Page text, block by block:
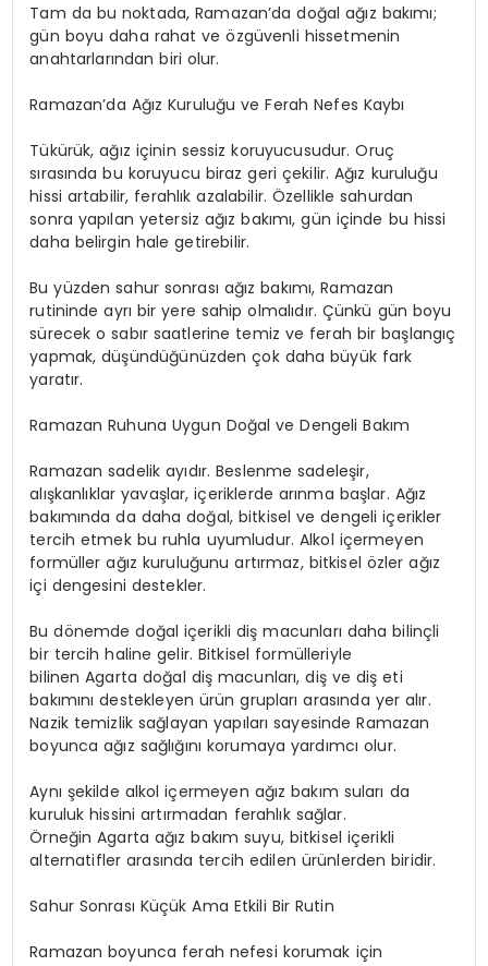
Tam da bu noktada, Ramazan’da doğal ağız bakımı;
gün boyu daha rahat ve özgüvenli hissetmenin
anahtarlarından biri olur.
Ramazan’da Ağız Kuruluğu ve Ferah Nefes Kaybı
Tükürük, ağız içinin sessiz koruyucusudur. Oruç
sırasında bu koruyucu biraz geri çekilir. Ağız kuruluğu
hissi artabilir, ferahlık azalabilir. Özellikle sahurdan
sonra yapılan yetersiz ağız bakımı, gün içinde bu hissi
daha belirgin hale getirebilir.
Bu yüzden sahur sonrası ağız bakımı, Ramazan
rutininde ayrı bir yere sahip olmalıdır. Çünkü gün boyu
sürecek o sabır saatlerine temiz ve ferah bir başlangıç
yapmak, düşündüğünüzden çok daha büyük fark
yaratır.
Ramazan Ruhuna Uygun Doğal ve Dengeli Bakım
Ramazan sadelik ayıdır. Beslenme sadeleşir,
alışkanlıklar yavaşlar, içeriklerde arınma başlar. Ağız
bakımında da daha doğal, bitkisel ve dengeli içerikler
tercih etmek bu ruhla uyumludur. Alkol içermeyen
formüller ağız kuruluğunu artırmaz, bitkisel özler ağız
içi dengesini destekler.
Bu dönemde doğal içerikli diş macunları daha bilinçli
bir tercih haline gelir. Bitkisel formülleriyle
bilinenAgarta doğal diş macunları, diş ve diş eti
bakımını destekleyen ürün grupları arasında yer alır.
Nazik temizlik sağlayan yapıları sayesinde Ramazan
boyunca ağız sağlığını korumaya yardımcı olur.
Aynı şekilde alkol içermeyen ağız bakım suları da
kuruluk hissini artırmadan ferahlık sağlar.
ÖrneğinAgarta ağız bakım suyu, bitkisel içerikli
alternatifler arasında tercih edilen ürünlerden biridir.
Sahur Sonrası Küçük Ama Etkili Bir Rutin
Ramazan boyunca ferah nefesi korumak için